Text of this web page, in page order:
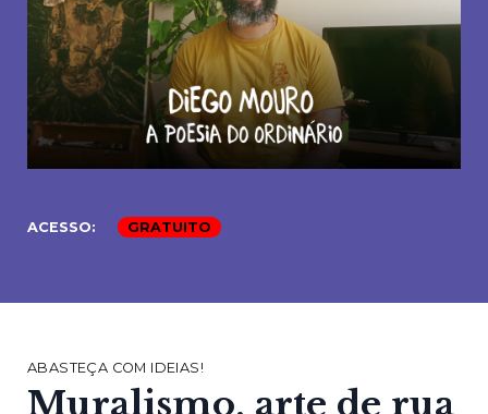
ACESSO: GRATUITO
ABASTEÇA COM IDEIAS!
Muralismo, arte de rua